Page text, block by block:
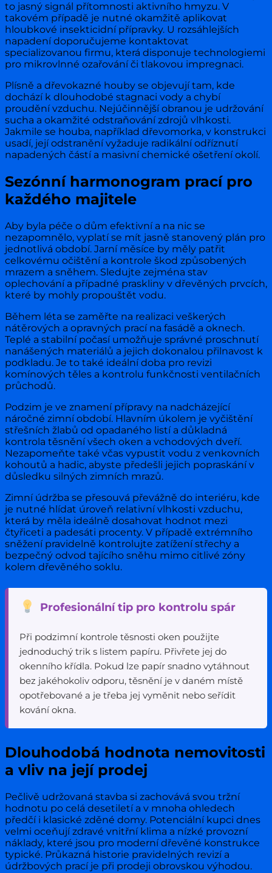
to jasný signál přítomnosti aktivního hmyzu. V
takovém případě je nutné okamžitě aplikovat
hloubkové insekticidní přípravky. U rozsáhlejších
napadení doporučujeme kontaktovat
specializovanou firmu, která disponuje technologiemi
pro mikrovlnné ozařování či tlakovou impregnaci.
Plísně a dřevokazné houby se objevují tam, kde
dochází k dlouhodobé stagnaci vody a chybí
proudění vzduchu. Nejúčinnější obranou je udržování
sucha a okamžité odstraňování zdrojů vlhkosti.
Jakmile se houba, například dřevomorka, v konstrukci
usadí, její odstranění vyžaduje radikální odříznutí
napadených částí a masivní chemické ošetření okolí.
Sezónní harmonogram prací pro
každého majitele
Aby byla péče o dům efektivní a na nic se
nezapomnělo, vyplatí se mít jasně stanovený plán pro
jednotlivá období. Jarní měsíce by měly patřit
celkovému očištění a kontrole škod způsobených
mrazem a sněhem. Sledujte zejména stav
oplechování a případné praskliny v dřevěných prvcích,
které by mohly propouštět vodu.
Během léta se zaměřte na realizaci veškerých
nátěrových a opravných prací na fasádě a oknech.
Teplé a stabilní počasí umožňuje správné proschnutí
nanášených materiálů a jejich dokonalou přilnavost k
podkladu. Je to také ideální doba pro revizi
komínových těles a kontrolu funkčnosti ventilačních
průchodů.
Podzim je ve znamení přípravy na nadcházející
náročné zimní období. Hlavním úkolem je vyčištění
střešních žlabů od opadaného listí a důkladná
kontrola těsnění všech oken a vchodových dveří.
Nezapomeňte také včas vypustit vodu z venkovních
kohoutů a hadic, abyste předešli jejich popraskání v
důsledku silných zimních mrazů.
Zimní údržba se přesouvá převážně do interiéru, kde
je nutné hlídat úroveň relativní vlhkosti vzduchu,
která by měla ideálně dosahovat hodnot mezi
čtyřiceti a padesáti procenty. V případě extrémního
sněžení pravidelně kontrolujte zatížení střechy a
bezpečný odvod tajícího sněhu mimo citlivé zóny
kolem dřevěného soklu.
Profesionální tip pro kontrolu spár
Při podzimní kontrole těsnosti oken použijte
jednoduchý trik s listem papíru. Přivřete jej do
okenního křídla. Pokud lze papír snadno vytáhnout
bez jakéhokoliv odporu, těsnění je v daném místě
opotřebované a je třeba jej vyměnit nebo seřídit
kování okna.
Dlouhodobá hodnota nemovitosti
a vliv na její prodej
Pečlivě udržovaná stavba si zachovává svou tržní
hodnotu po celá desetiletí a v mnoha ohledech
předčí i klasické zděné domy. Potenciální kupci dnes
velmi oceňují zdravé vnitřní klima a nízké provozní
náklady, které jsou pro moderní dřevěné konstrukce
typické. Průkazná historie pravidelných revizí a
údržbových prací je při prodeji obrovskou výhodou.